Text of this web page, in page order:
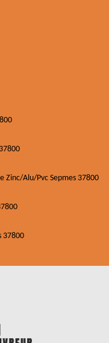
Zinc/Alu/Pvc Sepmes 37800
37800